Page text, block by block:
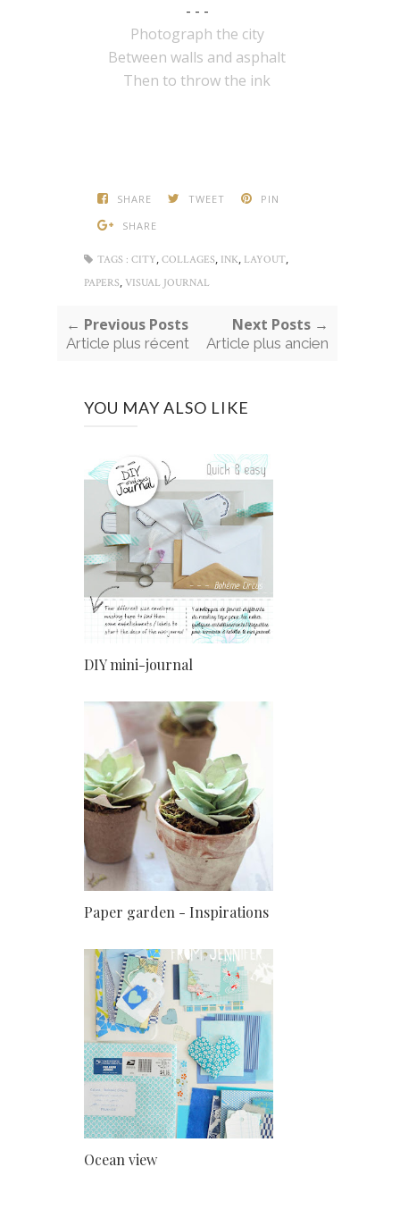
- - -
Photograph the city
Between walls and asphalt
Then to throw the ink
SHARE TWEET
PIN
SHARE
TAGS : CITY, COLLAGES, INK, LAYOUT,
PAPERS, VISUAL JOURNAL
← Previous Posts
Article plus récent
Next Posts →
Article plus ancien
YOU MAY ALSO LIKE
DIY mini-journal
Paper garden - Inspirations
Ocean view